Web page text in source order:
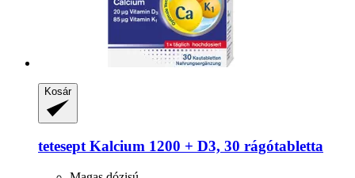
Kosár
teteseptKalcium 1200 + D3, 30 rágótabletta